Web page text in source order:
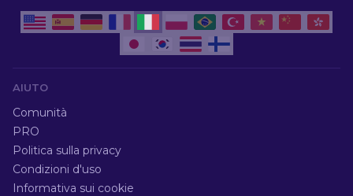
AIUTO
Comunità
PRO
Politica sulla privacy
Condizioni d'uso
Informativa sui cookie